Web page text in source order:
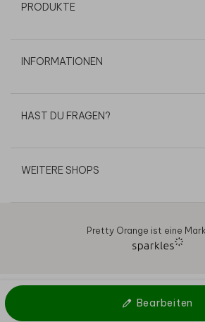
Bearbeiten
PRODUKTE
INFORMATIONEN
HAST DU FRAGEN?
WEITERE SHOPS
Pretty Orange ist eine
AGB Datenschutz Cookies